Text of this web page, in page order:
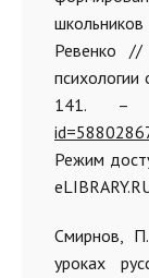
Ревенко //
141. –
Режим
Смирнов,
уроках